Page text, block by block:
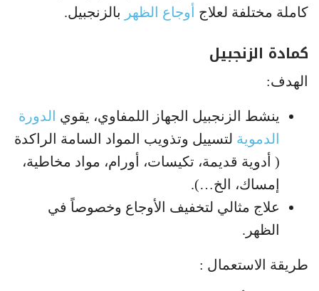
كاملة مختلفة لعلاج أوجاع الظهر بالزنجبيل.
كمادة الزنجبيل
الهدف:
ينشط الزنجبيل الجهاز اللمفاوي، يقوي الدورة
الدموية لتسييل وتذويب المواد السامة الراكدة
( أدوية قديمة، تكيسات، أورام، مواد مخاطية،
إمساك، الخ…).
علاج مثالي لتخفيف الأوجاع وخصوصاً في
الظهر.
طريقة الاستعمال :